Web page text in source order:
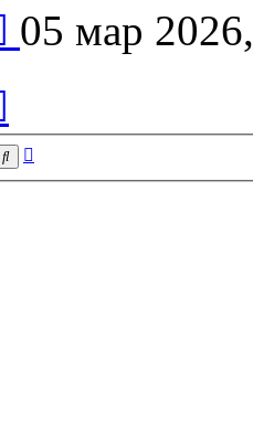
последнему
05 мар
Поиск